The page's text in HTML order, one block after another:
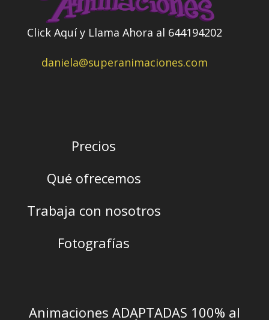
Click Aquí y Llama Ahora al 644194202
daniela@superanimaciones.com
Precios
Qué ofrecemos
Trabaja con nosotros
Fotografías
Animaciones ADAPTADAS 100% al